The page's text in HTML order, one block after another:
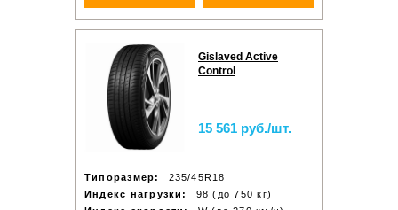
Gislaved Active
Control
15 561 руб./шт.
Типоразмер:
235/45R18
Индекс нагрузки:
98 (до 750 кг)